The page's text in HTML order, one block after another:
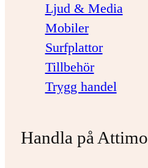
Ljud & Media
Mobiler
Surfplattor
Tillbehör
Trygg handel
Handla på Attimo